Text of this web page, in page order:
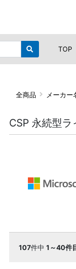
TOP
全商品 メーカー
CSP 永続型
107件中 1～40件